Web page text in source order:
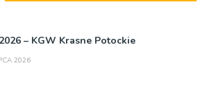
– KGW Krasne Potockie
2026